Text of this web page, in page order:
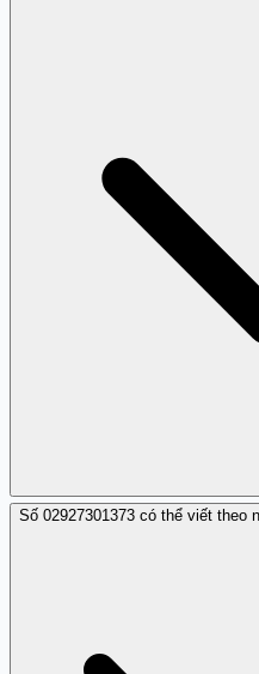
Trang Trắng khuyên bạn
Số 02927301373 có thể viết theo